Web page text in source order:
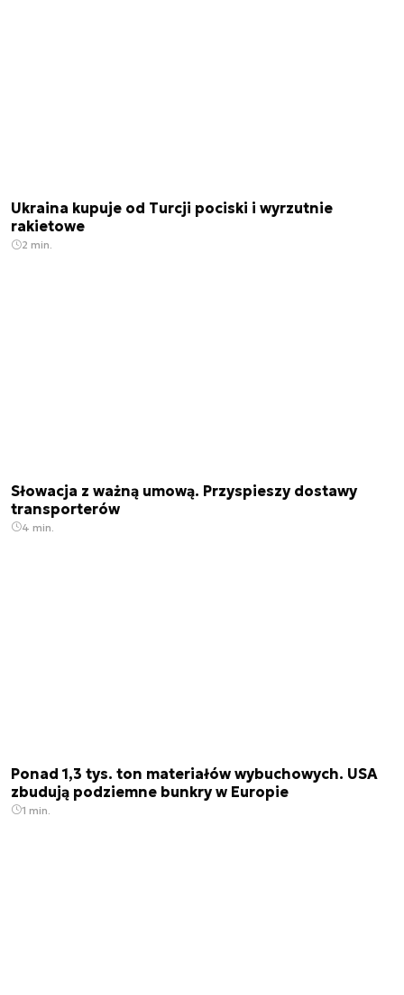
Ukraina kupuje od Turcji pociski i wyrzutnie
rakietowe
2 min.
Słowacja z ważną umową. Przyspieszy dostawy
transporterów
4 min.
Ponad 1,3 tys. ton materiałów wybuchowych. USA
zbudują podziemne bunkry w Europie
1 min.